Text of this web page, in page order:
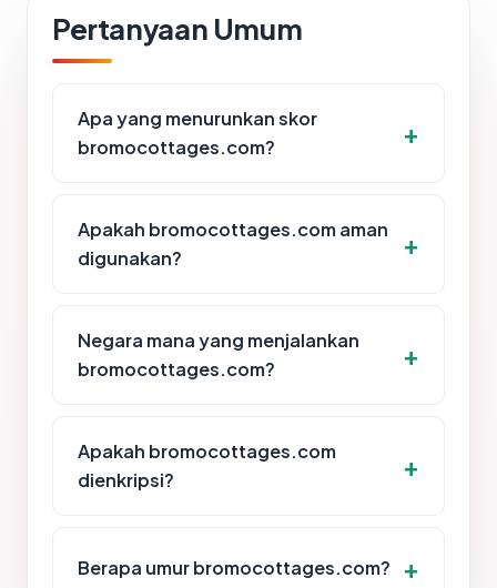
Pertanyaan Umum
Apa yang menurunkan skor
bromocottages.com?
Apakah bromocottages.com aman
digunakan?
Negara mana yang menjalankan
bromocottages.com?
Apakah bromocottages.com
dienkripsi?
Berapa umur bromocottages.com?